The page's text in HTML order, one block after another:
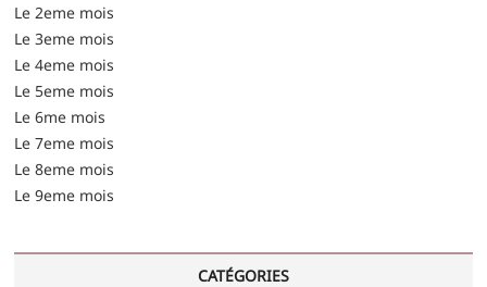
Le 2eme mois
Le 3eme mois
Le 4eme mois
Le 5eme mois
Le 6me mois
Le 7eme mois
Le 8eme mois
Le 9eme mois
CATÉGORIES